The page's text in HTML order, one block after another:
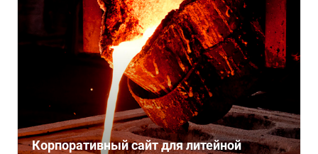
Корпоративный сайт для литейной